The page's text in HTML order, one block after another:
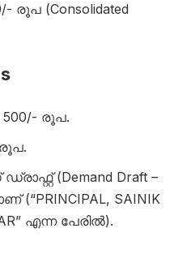
രൂപ (Consolidated
500/- രൂപ.
(Demand Draft –
SAINIK
എന്ന പേരിൽ).